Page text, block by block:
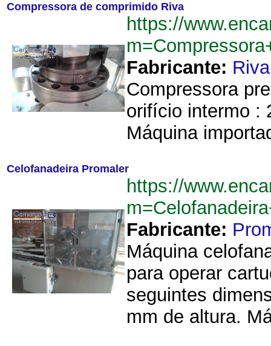
Compressora de comprimido Riva
https://
Fabricante: Riva
Compressora
orifício intermo :
Máquina
Celofanadeira Promaler
https://
Fabricante:
Máquina
para operar
seguintes
mm de altura.